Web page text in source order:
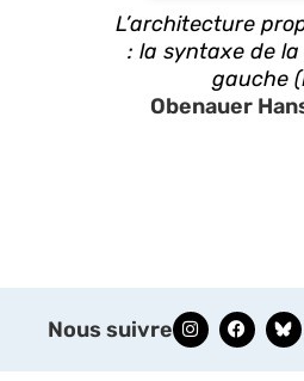
L’architecture
: la syntaxe de
gauche
Obenauer
Nous suivre